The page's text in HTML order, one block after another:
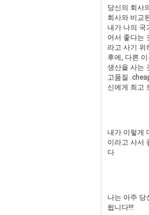
당신의 회사
회사와 비교
내가 나의 국
어서 좋다는
라고 사기 위
후에, 다른
생산을 사는
고품질
신에게 최고
내가 이렇게
이라고 사서
다
나는 아주 당
됩니다!!!